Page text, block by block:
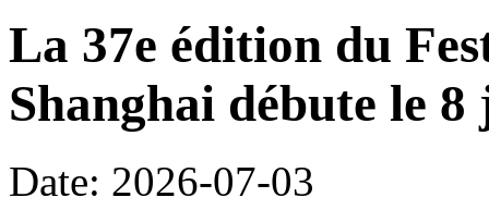
La 37e édition du
Shanghai débute le
Date: 2026-07-03